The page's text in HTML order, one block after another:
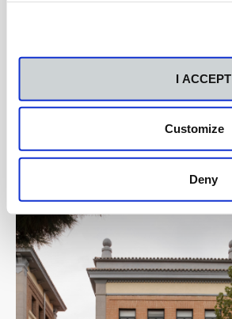
I ACCEPT
Customize
Deny
Conoce nuestro campus